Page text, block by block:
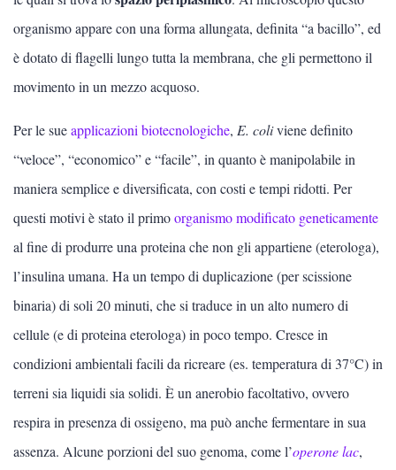
Matematica
Chimica
Scienze della Terra
Fisica
Vedi tutti
Genetica e biologia molecolare
organismo appare con una forma allungata, definita “a bacillo”, ed
è dotato di flagelli lungo tutta la membrana, che gli permettono il
movimento in un mezzo acquoso.
Per le sueapplicazioni biotecnologiche, E. coliviene definito
“veloce”, “economico” e “facile”, in quanto è manipolabile in
maniera semplice e diversificata, con costi e tempi ridotti. Per
questi motivi è stato il primoorganismo modificato geneticamente
al fine di produrre una proteina che non gli appartiene (eterologa),
l’insulina umana. Ha un tempo di duplicazione (per scissione
binaria) di soli 20 minuti, che si traduce in un alto numero di
cellule (e di proteina eterologa) in poco tempo. Cresce in
condizioni ambientali facili da ricreare (es. temperatura di 37°C) in
terreni sia liquidi sia solidi. È un anerobio facoltativo, ovvero
respira in presenza di ossigeno, ma può anche fermentare in sua
assenza. Alcune porzioni del suo genoma, come l’operone lac,